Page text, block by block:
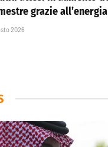
grazie all’energia
2026